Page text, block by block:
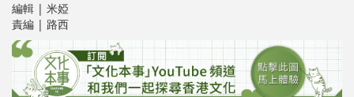
編輯 | 米婭
責編 | 路西